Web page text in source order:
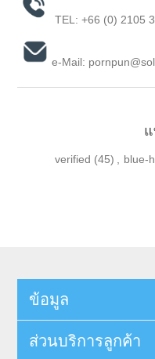
TEL:+66 (0) 2105
e-Mail:
verified (45) blue-
ข้อมูล
ส่วนบริการลูกค้า